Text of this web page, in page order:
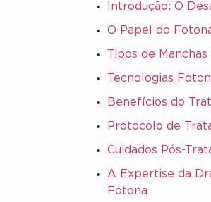
Introdução: O
O Papel do
Tipos de
Tecnologias
Benefícios do
Protocolo de
Cuidados Pós-
A Expertise da
Fotona